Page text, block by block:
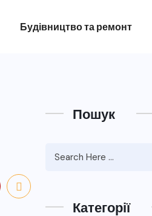
Будівництво та ремонт
Пошук
Категорії